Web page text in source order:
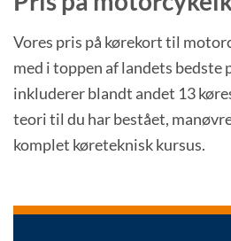
Vores pris på kørekort til
med i toppen af landets bedste
inkluderer blandt andet 13
teori til du har bestået,
komplet køreteknisk kursus.